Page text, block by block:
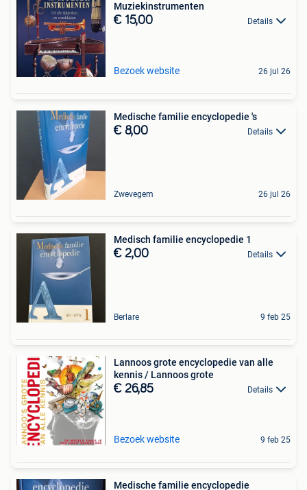
Muziekinstrumenten
€ 15,00 Details
Bezoek website 26 jul 26
Medische familie encyclopedie 's
€ 8,00 Details
Zwevegem 26 jul 26
Medisch familie encyclopedie 1
€ 2,00 Details
Berlare 9 feb 25
Lannoos grote encyclopedie van alle
kennis / Lannoos grote
€ 26,85 Details
Bezoek website 9 feb 25
Medische familie encyclopedie